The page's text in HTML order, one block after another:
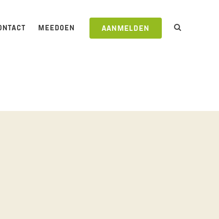
AANMELDEN
MEEDOEN